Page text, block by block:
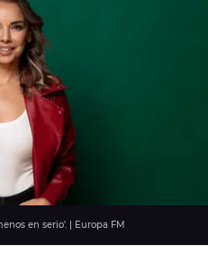
en serio'. | Europa FM